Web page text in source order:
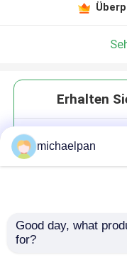
Erhalten
michaelpan
Good day, what
for?